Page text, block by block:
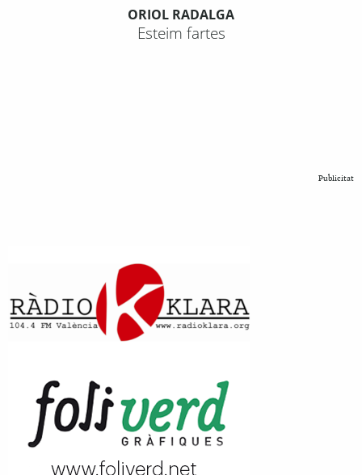
ORIOL RADALGA
Esteim fartes
Publicitat